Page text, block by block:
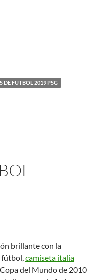
DE FUTBOL 2019 PSG
brillante con la
fútbol,camiseta italia
del Mundo de 2010